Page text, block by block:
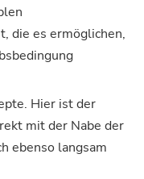
die es ermöglichen,
Hier ist der
mit der Nabe der
ebenso langsam